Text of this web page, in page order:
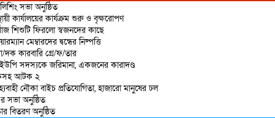
সভা অনুষ্ঠিত
কার্যালয়ের কার্যক্রম শুরু ও বৃক্ষরোপণ
শিশুটি ফিরলো স্বজনদের কাছে
মেম্বারদের দ্বন্ধের নিষ্পত্তি
কারবারি গ্রে/ফ/তার
সদস্যকে জরিমানা, একজনের কারাদণ্ড
আটক ২
নৌকা বাইচ প্রতিযোগিতা, হাজারো মানুষের ঢল
সভা অনুষ্ঠিত
বিতরণ অনুষ্ঠিত